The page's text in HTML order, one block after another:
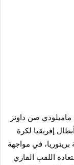
صن داونز
إفريقيا لكرة
في مواجهة
اللقب القاري